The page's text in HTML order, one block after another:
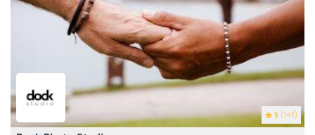
5 (143)